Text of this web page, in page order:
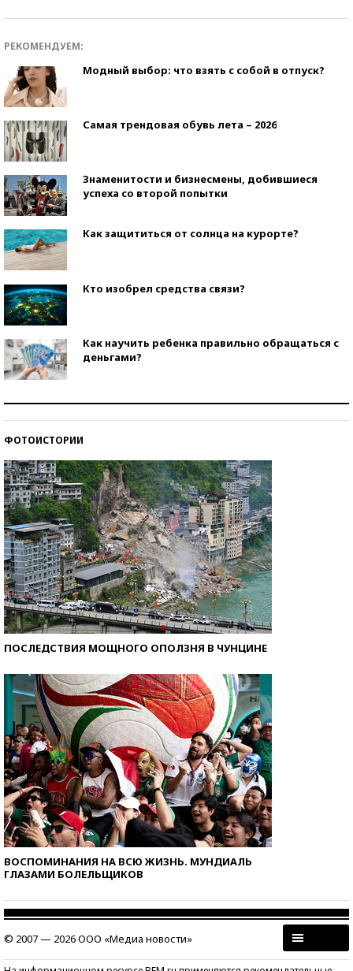
РЕКОМЕНДУЕМ:
Модный выбор: что взять с собой в отпуск?
Самая трендовая обувь лета – 2026
Знаменитости и бизнесмены, добившиеся
успеха со второй попытки
Как защититься от солнца на курорте?
Кто изобрел средства связи?
Как научить ребенка правильно обращаться с
деньгами?
ФОТОИСТОРИИ
ПОСЛЕДСТВИЯ МОЩНОГО ОПОЛЗНЯ В ЧУНЦИНЕ
ВОСПОМИНАНИЯ НА ВСЮ ЖИЗНЬ. МУНДИАЛЬ
ГЛАЗАМИ БОЛЕЛЬЩИКОВ
© 2007 — 2026 ООО «Медиа новости»